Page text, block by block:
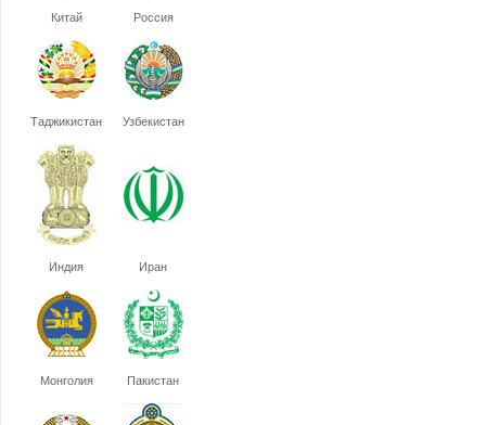
Китай Россия
Таджикистан Узбекистан
Индия Иран
Монголия Пакистан